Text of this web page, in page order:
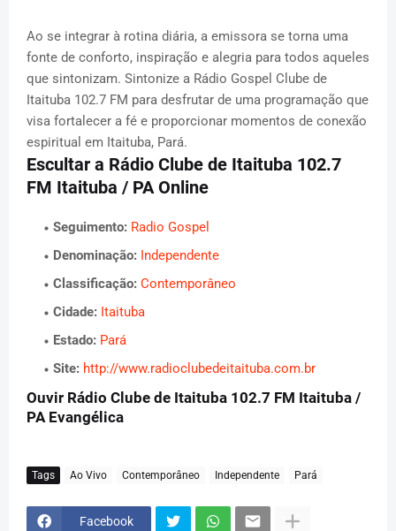
Ao se integrar à rotina diária, a emissora se torna uma
fonte de conforto, inspiração e alegria para todos aqueles
que sintonizam. Sintonize a Rádio Gospel Clube de
Itaituba 102.7 FM para desfrutar de uma programação que
visa fortalecer a fé e proporcionar momentos de conexão
espiritual em Itaituba, Pará.
Escultar a Rádio Clube de Itaituba 102.7
FM Itaituba / PA Online
Seguimento: Radio Gospel
Denominação: Independente
Classificação: Contemporâneo
Cidade: Itaituba
Estado: Pará
Site: http://www.radioclubedeitaituba.com.br
Ouvir Rádio Clube de Itaituba 102.7 FM Itaituba /
PA Evangélica
Tags Ao Vivo Contemporâneo Independente Pará
Facebook